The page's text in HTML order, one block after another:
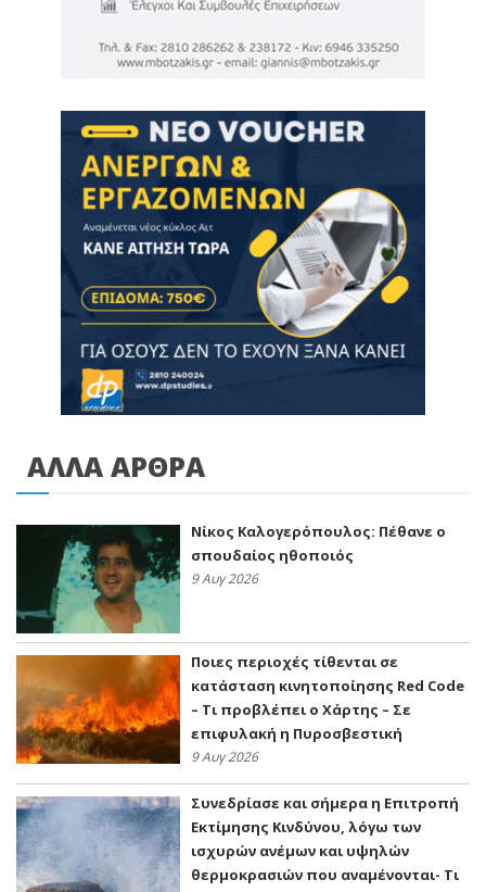
ΑΛΛΑ ΑΡΘΡΑ
Νίκος Καλογερόπουλος: Πέθανε ο
σπουδαίος ηθοποιός
9 Αυγ 2026
Ποιες περιοχές τίθενται σε
κατάσταση κινητοποίησης Red Code
– Τι προβλέπει ο Χάρτης – Σε
επιφυλακή η Πυροσβεστική
9 Αυγ 2026
Συνεδρίασε και σήμερα η Επιτροπή
Εκτίμησης Κινδύνου, λόγω των
ισχυρών ανέμων και υψηλών
θερμοκρασιών που αναμένονται- Τι